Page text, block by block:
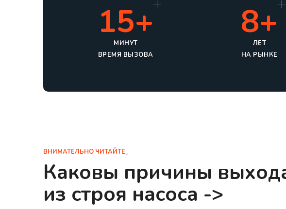
15+
МИНУТ
ВРЕМЯ ВЫЗОВА
8+
ЛЕТ
НА РЫНКЕ
ВНИМАТЕЛЬНО ЧИТАЙТЕ_
Каковы причины
из строя насоса ->